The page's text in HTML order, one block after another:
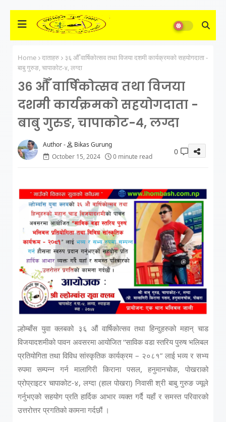
Home दाताहरु
३६ औँ वार्षिकोत्सव तथा विजया दशमी कार्यक्रमको सहयोगदाता -
बाबु गुरुङ, चापाकोट-४, लग्दा
३६ औँ वार्षिकोत्सव तथा विजया
दशमी कार्यक्रमको सहयोगदाता -
बाबु गुरुङ, चापाकोट-४, लग्दा
Bikas Gurung
October 15, 2024
0 minute read
0
ल्होम्बाँस युवा क्लबको ३६ औं वार्षिकोत्सव तथा हिन्दुहरुको महान् चाड
विजयादशमीको पावन अवसरमा आयोजित “साविक वडा स्तरिय पुरुष भलिबल
प्रतियोगिता तथा विविध सांस्कृतिक कार्यक्रम – २०८१” लाई भव्य र सभ्य
रुपमा सम्पन्न गर्न मालागिरी किराना पसल, हनुमानचोक, पोखराको
प्रोप्राइटरचापाकोट-४, लग्दा (हाल पोखरा) निवासी श्री बाबु गुरुङ ज्यूले
गर्नुभएको सहयोग प्रति हार्दिक आभार व्यक्त गर्दै यहाँ र समस्त परिवारको
उत्तरोत्तर प्रगतिको कामना गर्दछौं ।